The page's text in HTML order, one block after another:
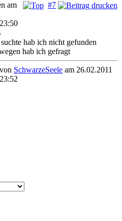
#7
am
hab ich nicht gefunden
hab ich gefragt
SchwarzeSeele am 26.02.2011